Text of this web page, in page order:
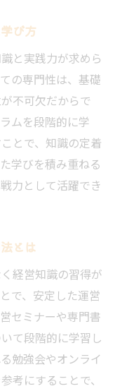
び方
と実践力が求めら
の専門性は、基礎
不可欠だからで
ムを段階的に学
とで、知識の定着
学びを積み重ねる
力として活躍でき
とは
経営知識の習得が
で、安定した運営
セミナーや専門書
て段階的に学習し
勉強会やオンライ
考にすることで、